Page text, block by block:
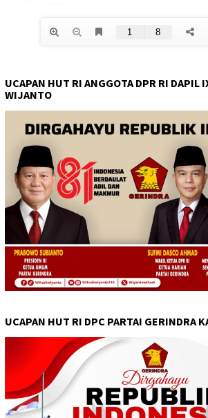
UCAPAN HUT RI ANGGOTA DPR RI DAPIL
WIJANTO
UCAPAN HUT RI DPC PARTAI GERINDRA